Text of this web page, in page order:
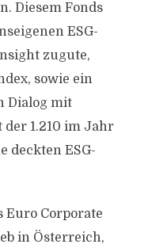
Diesem Fonds
ESG-
zugute,
sowie ein
Dialog mit
1.210 im Jahr
deckten ESG-
Euro Corporate
in Österreich,